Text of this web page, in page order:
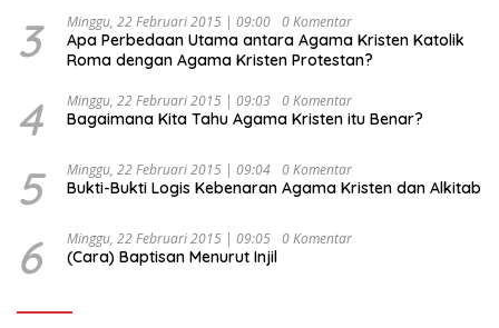
Indonesia Emas 2045”,
3 Minggu, 22 Februari 2015 | 09:00 0 Komentar
Apa Perbedaan Utama antara Agama Kristen Katolik
Roma dengan Agama Kristen Protestan?
4 Minggu, 22 Februari 2015 | 09:03 0 Komentar
Bagaimana Kita Tahu Agama Kristen itu Benar?
5 Minggu, 22 Februari 2015 | 09:04 0 Komentar
Bukti-Bukti Logis Kebenaran Agama Kristen dan Alkitab
6 Minggu, 22 Februari 2015 | 09:05 0 Komentar
(Cara) Baptisan Menurut Injil